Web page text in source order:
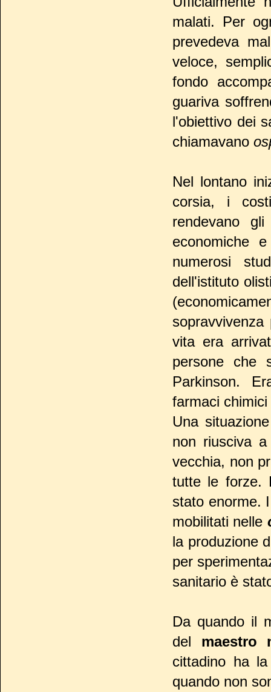
malati. Per
prevedeva
veloce,
fondo
guariva
l'obiettivo dei
chiamavano
Nel lontano
corsia, i
rendevano
economiche
numerosi
dell'istituto
sopravvivenza
vita era
persone che
Parkinson.
farmaci
Una
non riusciva
vecchia, non
tutte le forze.
stato enorme.
mobilitati nelle
la produzione
per
sanitario è
Da quando il
del maestro
cittadino ha
quando non